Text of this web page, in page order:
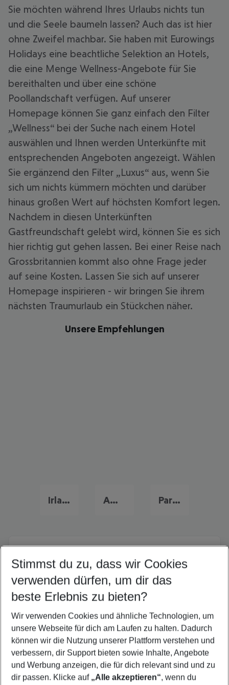
Sie möchten während Ihres Urlaubs nichts tun
und die Seele baumeln lassen? Auch das ist hier
ohne Zweifel machbar. Sie haben mit Eurowings
Holidays eine beachtliche Selektion an Hotels,
die eine Menge Wellness-Angebote für Sie
bereithalten und über eine schöne
Poollandschaft verfügen. Auf unserer
Homepage können Sie ganz einfach den Filter
„Wellness“ bei der Suche nach einem Hotel
auswählen und Ihnen werden Unterkünfte mit
entsprechenden Angeboten angezeigt. Wählen
Sie ergänzend den Filter „Luxus“ aus, wenn Sie
sich um nichts kümmern möchten und darüber
hinaus großen Wert auf höchsten Komfort legen.
Nachdem in diesen Unterkünften
Gastfreundschaft gelebt wird, können Sie es sich
hier richtig gut gehen lassen. Bei einer Reise nach
Grossbritannien kommt also ohne Frage jeder
auf seine Kosten. Lassen Sie sich auf unserer
Homepage inspirieren - wir bringen Sie ihrem
nächsten Traumurlaub ein Stückchen näher.
Unsere Empfehlungen
Irland Urlaub Amsterdam Urlaub Paris Reise
Quicklinks
Flug & Hotel Großbritannien
Städtereisen Großbritannien
Urlaub Großbritannien
Familienurlaub Großbritannien
Frübucher Angebote Großbritannien für 2026
Last Minute Großbritannien
Stimmst du zu, dass wir Cookies
verwenden dürfen, um dir das
beste Erlebnis zu bieten?
Wir verwenden Cookies und ähnliche Technologien, um
unsere Webseite für dich am Laufen zu halten. Dadurch
können wir die Nutzung unserer Plattform verstehen und
verbessern, dir Support bieten sowie Inhalte, Angebote
und Werbung anzeigen, die für dich relevant sind und zu
dir passen. Klicke auf „Alle akzeptieren“, wenn du